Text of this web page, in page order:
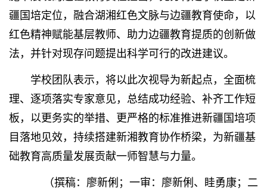
疆国培定位，融合湖湘红色文脉与边疆教育使命，以
红色精神赋能基层教师、助力边疆教育提质的创新做
法，并针对现存问题提出科学可行的改进建议。
学校团队表示，将以此次视导为新起点，全面梳
理、逐项落实专家意见，总结成功经验、补齐工作短
板，以更务实的举措、更严格的标准推进新疆国培项
目落地见效，持续搭建新湘教育协作桥梁，为新疆基
础教育高质量发展贡献一师智慧与力量。
（撰稿：廖新俐；一审：廖新俐、眭勇康；二